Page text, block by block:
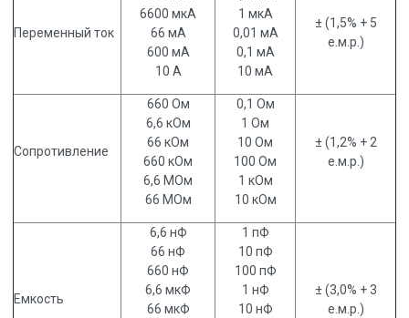
Переменный ток
6600 мкА
66 мА
600 мА
10 А
1 мкА
0,01 мА
0,1 мА
10 мА
± (1,5% + 5
е.м.р.)
Сопротивление
660 Ом
6,6 кОм
66 кОм
660 кОм
6,6 МОм
66 МОм
0,1 Ом
1 Ом
10 Ом
100 Ом
1 кОм
10 кОм
± (1,2% + 2
е.м.р.)
Емкость
6,6 нФ
66 нФ
660 нФ
6,6 мкФ
66 мкФ
1 пФ
10 пФ
100 пФ
1 нФ
10 нФ
± (3,0% + 3
е.м.р.)